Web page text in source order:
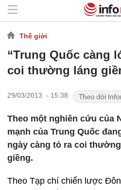
Thế giới
“Trung Quốc càng
coi thường láng
29/03/2013 - 15:38
Theo một nghiên cứu của
mạnh của Trung Quốc
ngày càng tỏ ra coi
giềng.
Theo Tạp chí chiến lược